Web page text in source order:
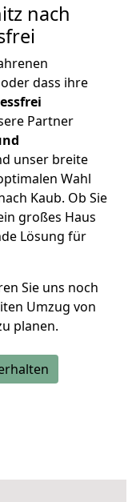
nach
dass ihre
Partner
unser breite
Wahl
Kaub. Ob Sie
großes Haus
Lösung für
Sie uns noch
Umzug von
planen.